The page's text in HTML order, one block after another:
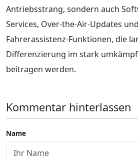
Antriebsstrang, sondern auch
Services, Over‑the‑Air‑Updates
Fahrerassistenz‑Funktionen, die
Differenzierung im stark
beitragen werden.
Kommentar hinterlassen
Name